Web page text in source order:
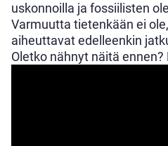
uskonnoilla ja fossiilisten
Varmuutta tietenkään ei
aiheuttavat edelleenkin
Oletko nähnyt näitä